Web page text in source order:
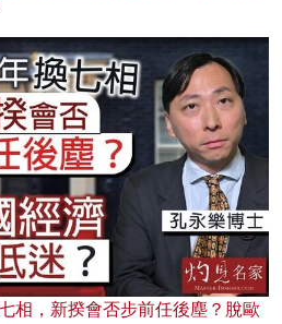
相，新揆會否步前任後塵？脫歐